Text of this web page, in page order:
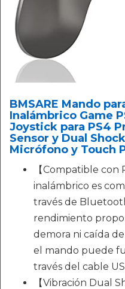
BMSARE Mando
Inalámbrico Game
Joystick para PS4
Sensor y Dual
Micrófono y Touch
【Compatible con
inalámbrico es
través de
rendimiento
demora ni caída
el mando puede
través del cable
【Vibración Dual